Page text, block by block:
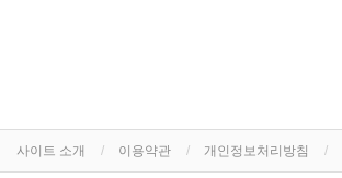
사이트 소개 이용약관 개인정보처리방침